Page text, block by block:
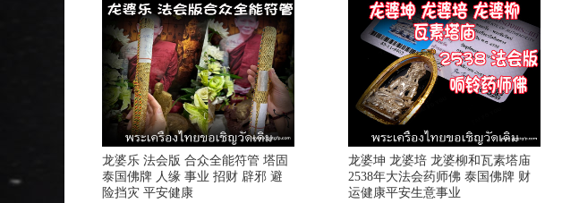
龙婆乐 法会版 合众全能符管 塔固
泰国佛牌 人缘 事业 招财 辟邪 避
险挡灾 平安健康
龙婆坤 龙婆培 龙婆柳和瓦素塔庙
2538年大法会药师佛 泰国佛牌 财
运健康平安生意事业